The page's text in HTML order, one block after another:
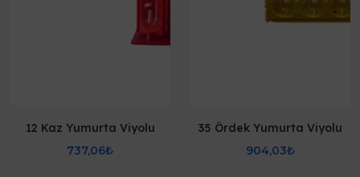
12 Kaz Yumurta Viyolu
737,06₺
35 Ördek Yumurta Viyolu
904,03₺